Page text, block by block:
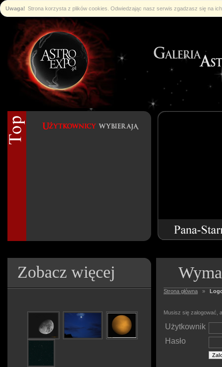
Uwaga! Strona korzysta z plików cookies. Odwiedzając nasz serwis zgadzasz się na
Zobacz więcej
Strona główna »
Musisz się zalogować,
Użytkownik
Hasło